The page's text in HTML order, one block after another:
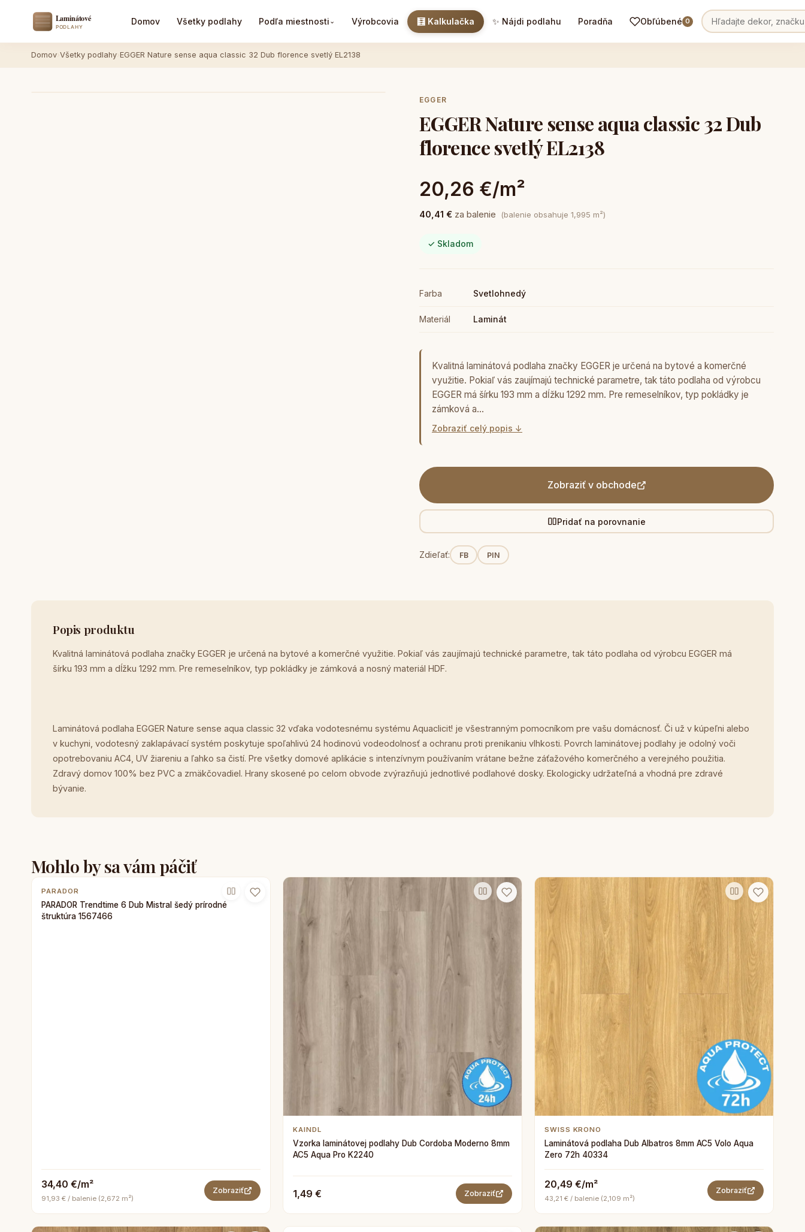
Domov Všetky podlahy Podľa miestnosti ⌄ Výrobcovia 🧮 Kalkulačka ✨ Nájdi podlahu Poradňa Obľúbené 0
Domov Všetky podlahy EGGER Nature sense aqua classic 32 Dub florence svetlý EL2138
EGGER
EGGER Nature sense aqua classic 32 Dub
florence svetlý EL2138
20,26 €/m²
40,41 € za balenie (balenie obsahuje 1,995 m²)
✓ Skladom
Farba Svetlohnedý
Materiál Laminát
Kvalitná laminátová podlaha značky EGGER je určená na bytové a komerčné
využitie. Pokiaľ vás zaujímajú technické parametre, tak táto podlaha od výrobcu
EGGER má šírku 193 mm a dĺžku 1292 mm. Pre remeselníkov, typ pokládky je
zámková a…
Zobraziť celý popis ↓
Zobraziť v obchode
Pridať na porovnanie
Zdieľať: FB PIN
Popis produktu
Kvalitná laminátová podlaha značky EGGER je určená na bytové a komerčné využitie. Pokiaľ vás zaujímajú technické parametre, tak táto podlaha od výrobcu EGGER má
šírku 193 mm a dĺžku 1292 mm. Pre remeselníkov, typ pokládky je zámková a nosný materiál HDF.
Laminátová podlaha EGGER Nature sense aqua classic 32 vďaka vodotesnému systému Aquaclicit! je všestranným pomocníkom pre vašu domácnosť. Či už v kúpeľni alebo
v kuchyni, vodotesný zaklapávací systém poskytuje spoľahlivú 24 hodinovú vodeodolnosť a ochranu proti prenikaniu vlhkosti. Povrch laminátovej podlahy je odolný voči
opotrebovaniu AC4, UV žiareniu a ľahko sa čistí. Pre všetky domové aplikácie s intenzívnym používaním vrátane bežne záťažového komerčného a verejného použitia.
Zdravý domov 100% bez PVC a zmäkčovadiel. Hrany skosené po celom obvode zvýrazňujú jednotlivé podlahové dosky. Ekologicky udržateľná a vhodná pre zdravé
bývanie.
Mohlo by sa vám páčiť
PARADOR
PARADOR Trendtime 6 Dub Mistral šedý prírodné
štruktúra 1567466
34,40 €/m²
91,93 € / balenie (2,672 m²)
Zobraziť
KAINDL
Vzorka laminátovej podlahy Dub Cordoba Moderno 8mm
AC5 Aqua Pro K2240
1,49 € Zobraziť
SWISS KRONO
Laminátová podlaha Dub Albatros 8mm AC5 Volo Aqua
Zero 72h 40334
20,49 €/m²
43,21 € / balenie (2,109 m²)
Zobraziť